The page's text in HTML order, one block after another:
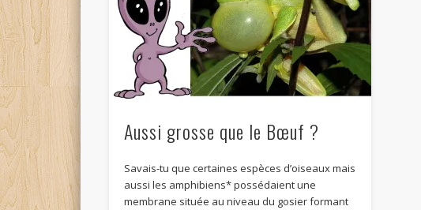
Aussi grosse que le Bœuf ?
Savais-tu que certaines espèces d’oiseaux mais
aussi les amphibiens* possédaient une
membrane située au niveau du gosier formant